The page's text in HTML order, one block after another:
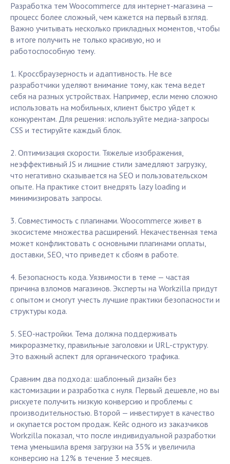
Разработка тем Woocommerce для интернет-магазина —
процесс более сложный, чем кажется на первый взгляд.
Важно учитывать несколько прикладных моментов, чтобы
в итоге получить не только красивую, но и
работоспособную тему.
1. Кроссбраузерность и адаптивность. Не все
разработчики уделяют внимание тому, как тема ведет
себя на разных устройствах. Например, если меню сложно
использовать на мобильных, клиент быстро уйдет к
конкурентам. Для решения: используйте медиа-запросы
CSS и тестируйте каждый блок.
2. Оптимизация скорости. Тяжелые изображения,
неэффективный JS и лишние стили замедляют загрузку,
что негативно сказывается на SEO и пользовательском
опыте. На практике стоит внедрять lazy loading и
минимизировать запросы.
3. Совместимость с плагинами. Woocommerce живет в
экосистеме множества расширений. Некачественная тема
может конфликтовать с основными плагинами оплаты,
доставки, SEO, что приведет к сбоям в работе.
4. Безопасность кода. Уязвимости в теме — частая
причина взломов магазинов. Эксперты на Workzilla придут
с опытом и смогут учесть лучшие практики безопасности и
структуры кода.
5. SEO-настройки. Тема должна поддерживать
микроразметку, правильные заголовки и URL-структуру.
Это важный аспект для органического трафика.
Сравним два подхода: шаблонный дизайн без
кастомизации и разработка с нуля. Первый дешевле, но вы
рискуете получить низкую конверсию и проблемы с
производительностью. Второй — инвестирует в качество
и окупается ростом продаж. Кейс одного из заказчиков
Workzilla показал, что после индивидуальной разработки
тема уменьшила время загрузки на 35% и увеличила
конверсию на 12% в течение 3 месяцев.